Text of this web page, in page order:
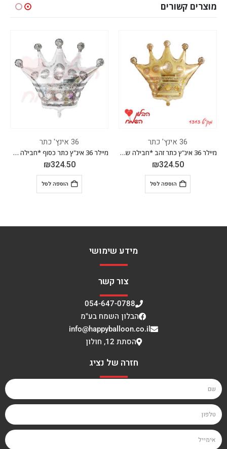
מוצרים קשורים
36 אינץ' כתר
מיילר 36 אינ"ץ כתר זהב *חבילה של 50 יח'*
₪324.50
הוספה לסל
36 אינץ' כתר
מיילר 36 אינ"ץ כתר כסוף *חבילה של 50 יח'*
₪324.50
הוספה לסל
מידע שימושי
צור קשר
054-647-0788
הבלון השמח בע"מ
info@happyballoon.co.il
הסתת 12, חולון
חזרה של נציג